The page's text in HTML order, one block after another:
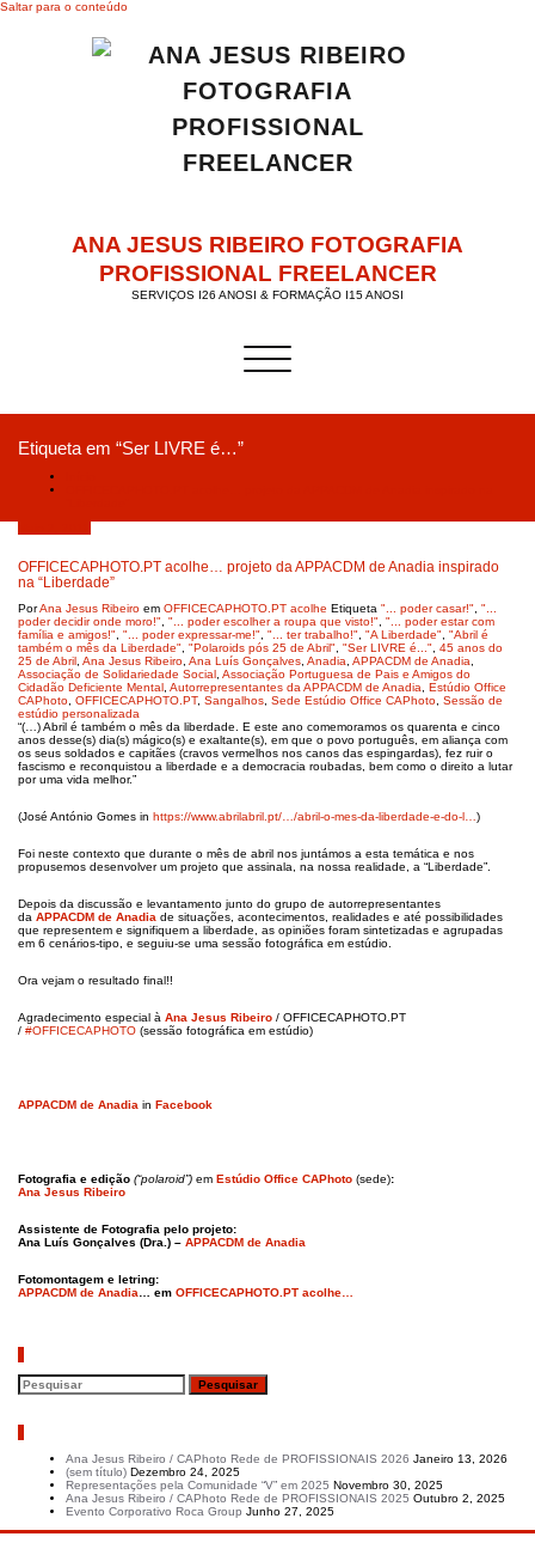
Saltar para o conteúdo
ANA JESUS RIBEIRO FOTOGRAFIA
PROFISSIONAL FREELANCER
SERVIÇOS I26 ANOSI & FORMAÇÃO I15 ANOSI
Alternar a navegação
Etiqueta em “Ser LIVRE é…”
OFFICECAPHOTO.PT acolhe… projeto da APPACDM de Anadia inspirado
na “Liberdade”
PorAna Jesus Ribeiro em OFFICECAPHOTO.PT acolhe Etiqueta "... poder casar!" "...
poder decidir onde moro!" "... poder escolher a roupa que visto!" "... poder estar com
família e amigos!" "... poder expressar-me!" "... ter trabalho!" "A Liberdade" "Abril é
também o mês da Liberdade" "Polaroids pós 25 de Abril" "Ser LIVRE é..." 45 anos do
25 de Abril Ana Jesus Ribeiro Ana Luís Gonçalves Anadia APPACDM de Anadia
Associação de Solidariedade Social Associação Portuguesa de Pais e Amigos do
Cidadão Deficiente Mental Autorrepresentantes da APPACDM de Anadia
Estúdio Office
CAPhoto OFFICECAPHOTO.PT, Sangalhos Sede Estúdio Office CAPhoto Sessão de
estúdio personalizada
“(…) Abril é também o mês da liberdade. E este ano comemoramos os quarenta e cinco
anos desse(s) dia(s) mágico(s) e exaltante(s), em que o povo português, em aliança com
os seus soldados e capitães (cravos vermelhos nos canos das espingardas), fez ruir o
fascismo e reconquistou a liberdade e a democracia roubadas, bem como o direito a lutar
por uma vida melhor.”
(José António Gomes in https://www.abrilabril.pt/…/abril-o-mes-da-liberdade-e-do-l… )
Foi neste contexto que durante o mês de abril nos juntámos a esta temática e nos
propusemos desenvolver um projeto que assinala, na nossa realidade, a “Liberdade”.
Depois da discussão e levantamento junto do grupo de autorrepresentantes
da APPACDM de Anadia de situações, acontecimentos, realidades e até possibilidades
que representem e signifiquem a liberdade, as opiniões foram sintetizadas e agrupadas
em 6 cenários-tipo, e seguiu-se uma sessão fotográfica em estúdio.
Ora vejam o resultado final!!
Agradecimento especial à Ana Jesus Ribeiro / OFFICECAPHOTO.PT
/ #OFFICECAPHOTO (sessão fotográfica em estúdio)
APPACDM de Anadia in Facebook
Fotografia e edição (“polaroid”) em Estúdio Office CAPhoto (sede):
Ana Jesus Ribeiro
Assistente de Fotografia pelo projeto:
Ana Luís Gonçalves (Dra.) – APPACDM de Anadia
Fotomontagem e letring:
APPACDM de Anadia … em OFFICECAPHOTO.PT acolhe…
Ana Jesus Ribeiro / CAPhoto Rede de PROFISSIONAIS 2026 Janeiro 13, 2026
(sem título) Dezembro 24, 2025
Representações pela Comunidade “V” em 2025 Novembro 30, 2025
Ana Jesus Ribeiro / CAPhoto Rede de PROFISSIONAIS 2025 Outubro 2, 2025
Evento Corporativo Roca Group Junho 27, 2025